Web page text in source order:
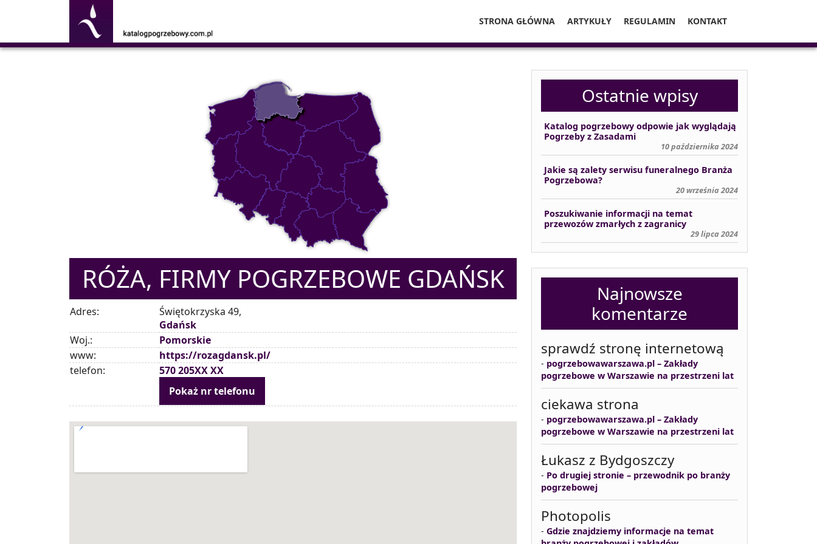
STRONA GŁÓWNA ARTYKUŁY REGULAMIN KONTAKT
RÓŻA, FIRMY POGRZEBOWE GDAŃSK
Adres:
Świętokrzyska 49,
Gdańsk
Woj.:
Pomorskie
www:
https://rozagdansk.pl/
telefon:
570 205XX XX
Pokaż nr telefonu
Ostatnie wpisy
Katalog pogrzebowy odpowie jak wyglądają
Pogrzeby z Zasadami
10 października 2024
Jakie są zalety serwisu funeralnego Branża
Pogrzebowa?
20 września 2024
Poszukiwanie informacji na temat
przewozów zmarłych z zagranicy
29 lipca 2024
Najnowsze
komentarze
sprawdź stronę internetową
- pogrzebowawarszawa.pl – Zakłady
pogrzebowe w Warszawie na przestrzeni lat
ciekawa strona
- pogrzebowawarszawa.pl – Zakłady
pogrzebowe w Warszawie na przestrzeni lat
Łukasz z Bydgoszczy
- Po drugiej stronie – przewodnik po branży
pogrzebowej
Photopolis
- Gdzie znajdziemy informacje na temat